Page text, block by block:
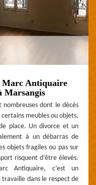
Marc Antiquaire
Marsangis
nombreuses dont le décès
meubles ou objets,
place. Un divorce et un
à un débarras de
objets fragiles ou pas sur
risquent d’être élevés.
Antiquaire, c’est un
dans le respect de